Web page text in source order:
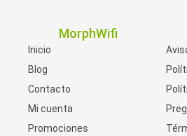
MorphWifi
Inicio
Blog
Contacto
Mi cuenta
Promociones